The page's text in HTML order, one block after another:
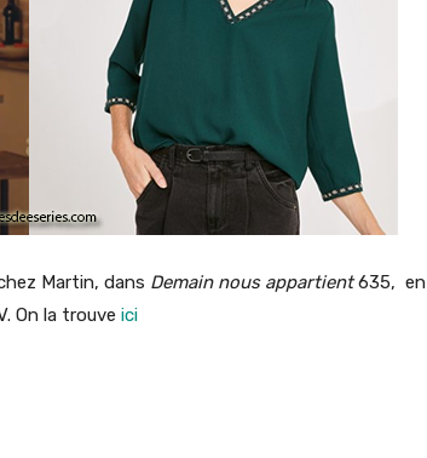
Martin, dans Demain nous appartient635, en
On la trouve ici